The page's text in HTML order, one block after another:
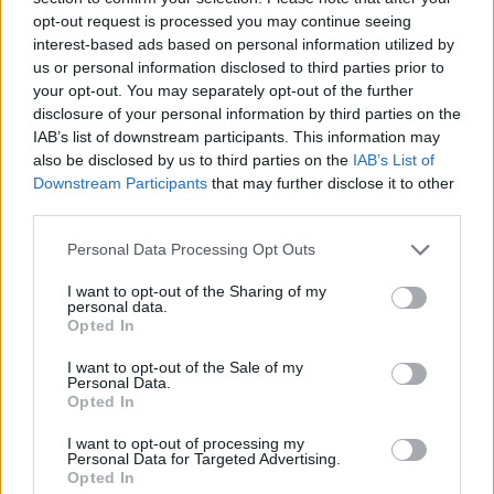
opt-out request is processed you may continue seeing
interest-based ads based on personal information utilized by
us or personal information disclosed to third parties prior to
your opt-out. You may separately opt-out of the further
disclosure of your personal information by third parties on the
IAB’s list of downstream participants. This information may
also be disclosed by us to third parties on the IAB’s List of
Downstream Participants that may further disclose it to other
Please note that this website/app uses one or more Google
not limited to your visit or usage behaviour. You may click to
grant or deny consent to Google and its third-party tags to
use your data for below specified purposes in below Google
consent section.
Personal Data Processing Opt Outs
I want to opt-out of the Sharing of my
personal data.
Opted In
I want to opt-out of the Sale of my
Personal Data.
Opted In
I want to opt-out of processing my
Personal Data for Targeted Advertising.
Opted In
migliori scambi.
Caratteristiche
Bot di trading basato su cloud.
Impiega un approccio di trading programmato algoritmico.
13. HaasOnline
HaasOnline è ideale per il trading con leva e per trader
e rispettati, popolare tra i trader esperti di azioni e forex.
Caratteristiche
Il bot di trading più antico.
Ideale per chi opera su più piattaforme di scambio.